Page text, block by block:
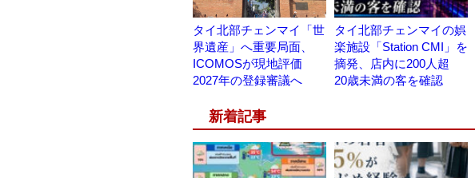
タイ北部チェンマイ「世
界遺産」へ重要局面、
ICOMOSが現地評価
2027年の登録審議へ
タイ北部チェンマイの娯
楽施設「Station CMI」を
摘発、店内に200人超
20歳未満の客を確認
新着記事